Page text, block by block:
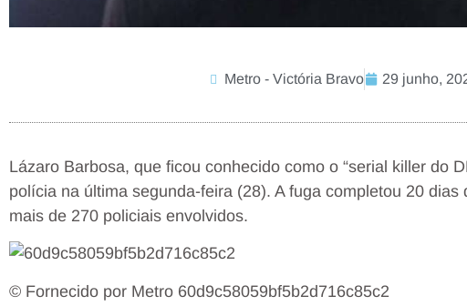
Metro - Victória Bravo 29 junho,
Lázaro Barbosa, que ficou conhecido como o “serial killer do
polícia na última segunda-feira (28). A fuga completou 20
mais de 270 policiais envolvidos.
© Fornecido por Metro 60d9c58059bf5b2d716c85c2